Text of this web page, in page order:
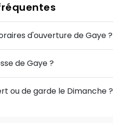
d'ouverture de Gaye ?
de Gaye ?
ou de garde le Dimanche ?